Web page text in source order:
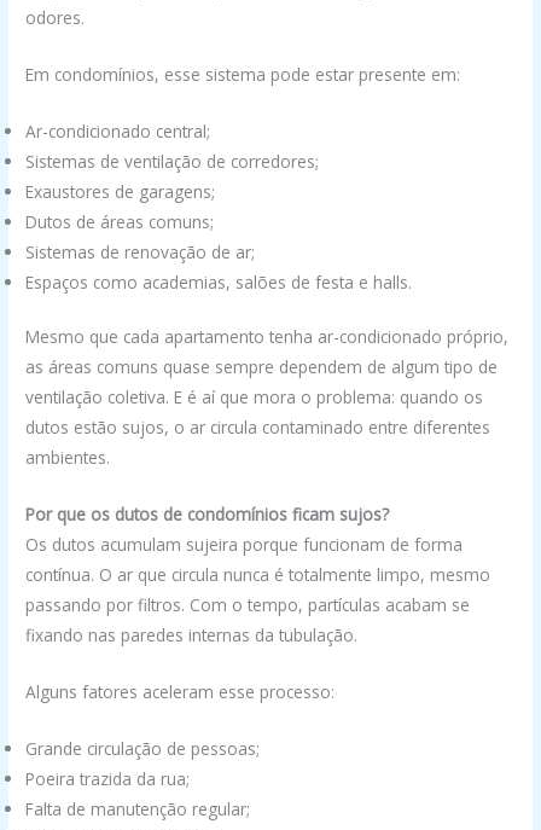
odores.
Em condomínios, esse sistema pode estar presente em:
Ar-condicionado central;
Sistemas de ventilação de corredores;
Exaustores de garagens;
Dutos de áreas comuns;
Sistemas de renovação de ar;
Espaços como academias, salões de festa e halls.
Mesmo que cada apartamento tenha ar-condicionado próprio,
as áreas comuns quase sempre dependem de algum tipo de
ventilação coletiva. E é aí que mora o problema: quando os
dutos estão sujos, o ar circula contaminado entre diferentes
ambientes.
Por que os dutos de condomínios ficam sujos?
Os dutos acumulam sujeira porque funcionam de forma
contínua. O ar que circula nunca é totalmente limpo, mesmo
passando por filtros. Com o tempo, partículas acabam se
fixando nas paredes internas da tubulação.
Alguns fatores aceleram esse processo:
Grande circulação de pessoas;
Poeira trazida da rua;
Falta de manutenção regular;